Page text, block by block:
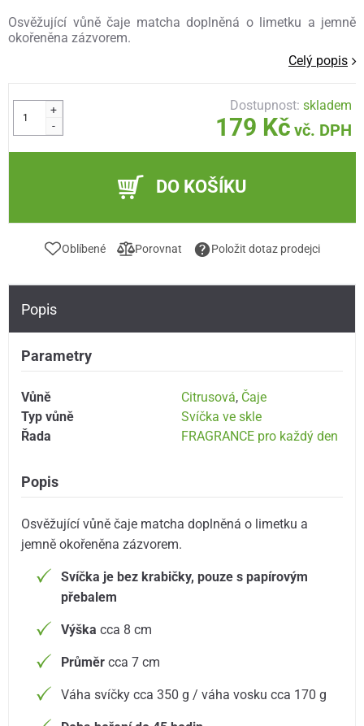
Osvěžující vůně čaje matcha doplněná o limetku a jemně
okořeněna zázvorem.
Celý popis
+
-
Dostupnost:skladem
179 Kč vč. DPH
DO KOŠÍKU
Oblíbené Porovnat Položit dotaz prodejci
Popis
Parametry
Vůně Citrusová, Čaje
Typ vůně
Svíčka ve skle
Řada
FRAGRANCE pro každý den
Popis
Osvěžující vůně čaje matcha doplněná o limetku a
jemně okořeněna zázvorem.
Svíčka je bez krabičky, pouze s papírovým
přebalem
Výška cca 8 cm
Průměr cca 7 cm
Váha svíčky cca 350 g / váha vosku cca 170 g